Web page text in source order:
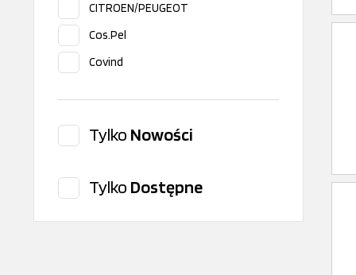
CITROEN/PEUGEOT
Cos.Pel
Covind
DT Spare Parts
FAST GENUINE
FAST SRL
Tylko Nowości
Tylko Dostępne